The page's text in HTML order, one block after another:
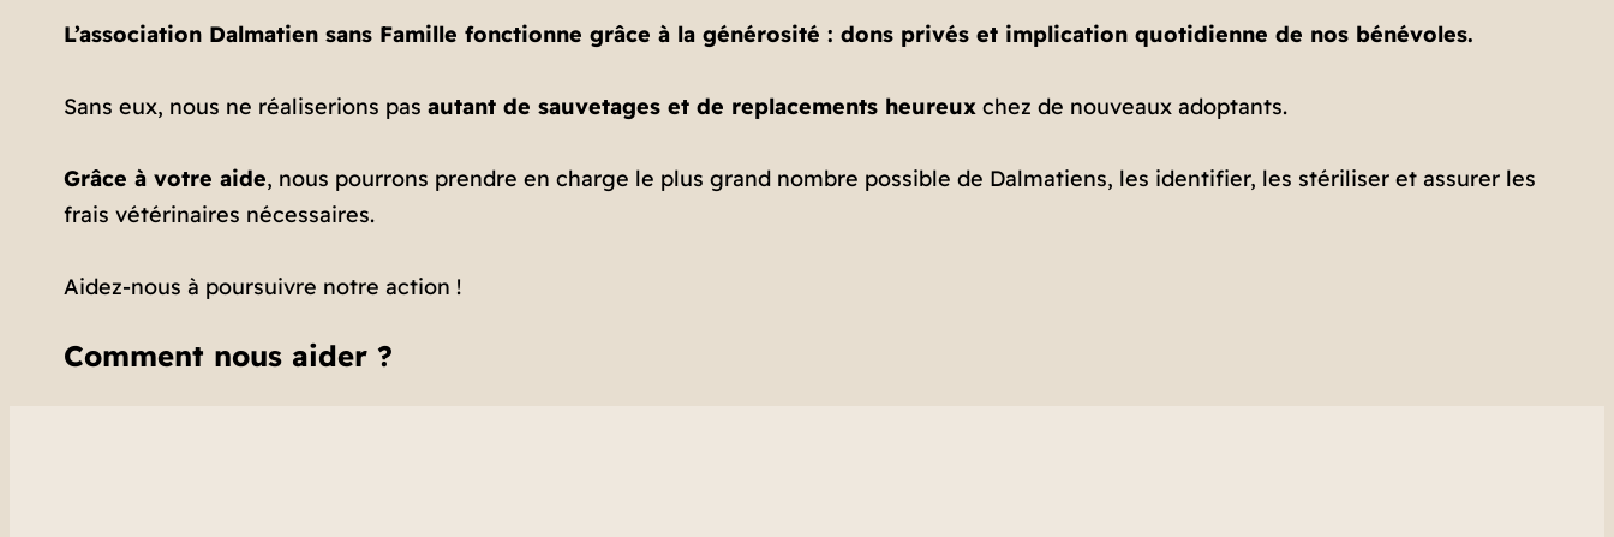
L’association Dalmatien sans Famille fonctionne grâce à la générosité : dons privés et implication quotidienne de nos bénévoles.
Sans eux, nous ne réaliserions pas autant de sauvetages et de replacements heureuxchez de nouveaux adoptants.
Grâce à votre aide, nous pourrons prendre en charge le plus grand nombre possible de Dalmatiens, les identifier, les stériliser et assurer les
frais vétérinaires nécessaires.
Aidez-nous à poursuivre notre action !
Comment nous aider ?